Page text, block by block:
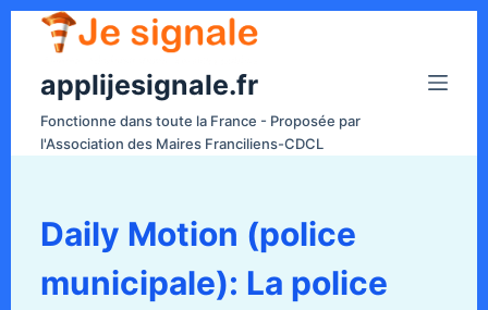
applijesignale.fr
Fonctionne dans toute la France - Proposée par
l'Association des Maires Franciliens-CDCL
Daily Motion (police
municipale): La police